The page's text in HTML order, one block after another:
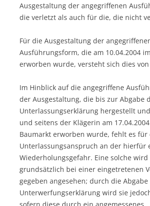
Ausgestaltung der angegriffenen
die verletzt als auch für die, die nicht
Für die Ausgestaltung der
Ausführungsform, die am 10.04.2004
erworben wurde, versteht sich dies
Im Hinblick auf die angegriffene
der Ausgestaltung, die bis zur Abgabe
Unterlassungserklärung hergestellt
und seitens der Klägerin am
Baumarkt erworben wurde, fehlt es für
Unterlassungsanspruch an der hierfür
Wiederholungsgefahr. Eine solche wird
grundsätzlich bei einer eingetretenen
gegeben angesehen; durch die
Unterwerfungserklärung wird sie
sofern diese durch ein angemessenes